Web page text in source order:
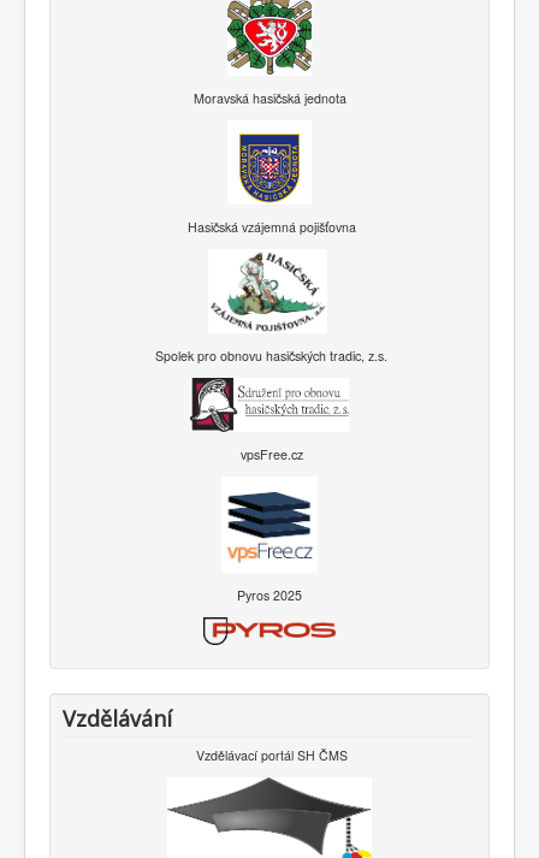
Moravská hasičská jednota
Hasičská vzájemná pojišťovna
Spolek pro obnovu hasičských tradic, z.s.
vpsFree.cz
Pyros 2025
Vzdělávání
Vzdělávací portál SH ČMS